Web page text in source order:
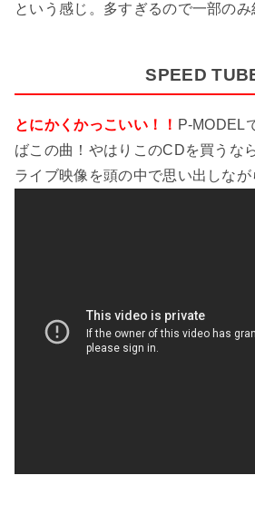
という感じ。多すぎるので一部のみ
SPEED
とにかくかっこいい！！ P-MODEL
ばこの曲！やはりこのCDを買うな
ライブ映像を頭の中で思い出しなが